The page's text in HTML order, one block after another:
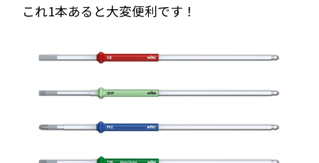
これ1本あると大変便利です！